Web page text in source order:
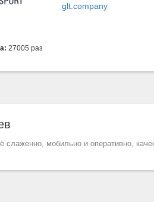
27005 раз
glt.company
слаженно, мобильно и оперативно,